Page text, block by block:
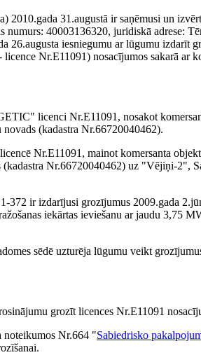
31.augustā ir saņēmusi un
40003136320, juridiskā adrese:
iesniegumu ar lūgumu izdarīt
Nr.E11091) nosacījumos sakarā ar
licenci Nr.E11091, nosakot
(kadastra Nr.66720040462).
Nr.E11091, mainot komersanta
Nr.66720040462) uz "Vējiņi-2",
372 ir izdarījusi grozījumus 2009.gada
iekārtas ieviešanu ar jaudu 3,75
sēdē uzturēja lūgumu veikt
grozīt licences Nr.E11091
noteikumos Nr.664 "Sabiedrisko